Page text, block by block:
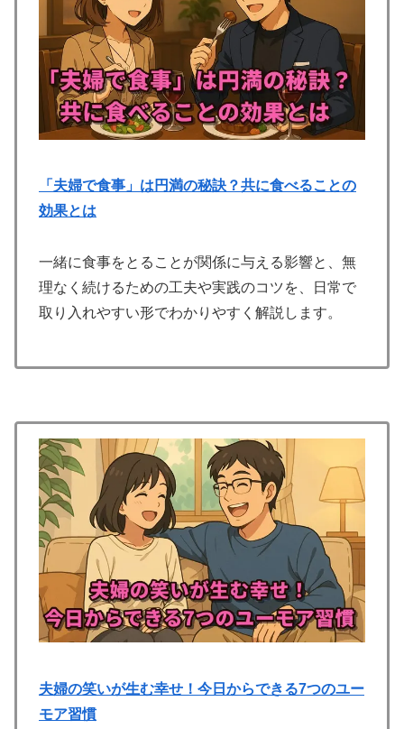
「夫婦で食事」は円満の秘訣？共に食べることの
効果とは
一緒に食事をとることが関係に与える影響と、無
理なく続けるための工夫や実践のコツを、日常で
取り入れやすい形でわかりやすく解説します。
夫婦の笑いが生む幸せ！今日からできる7つのユー
モア習慣